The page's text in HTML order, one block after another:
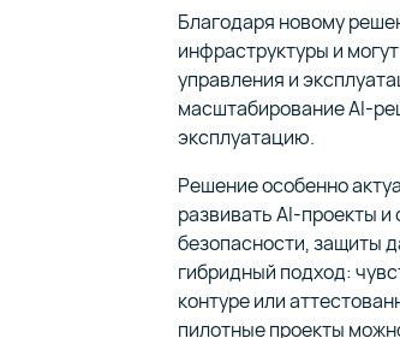
Благодаря новому
инфраструктуры и
управления и
масштабирование AI-
эксплуатацию.
Решение особенно
развивать AI-проекты
безопасности, защиты
гибридный подход:
контуре или
пилотные проекты